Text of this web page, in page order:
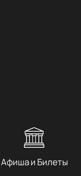
Афиша и Билеты